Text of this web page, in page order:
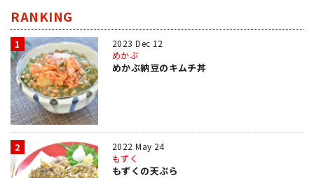
RANKING
1
2023 Dec 12
めかぶ
めかぶ納豆のキムチ丼
2
2022 May 24
もずく
もずくの天ぷら